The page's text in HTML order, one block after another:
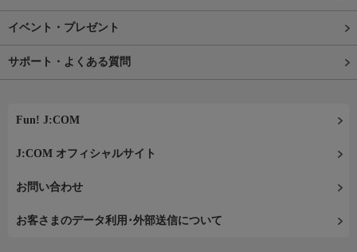
イベント・プレゼント
サポート・よくある質問
Fun! J:COM
J:COM オフィシャルサイト
お問い合わせ
お客さまのデータ利用･外部送信について